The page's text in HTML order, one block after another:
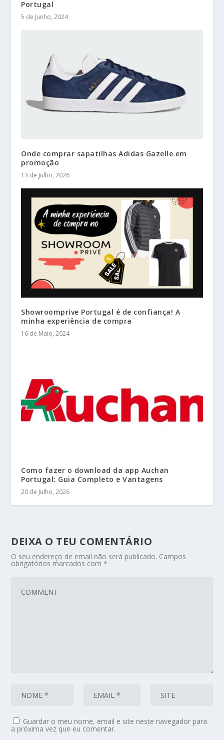
Portugal
5 de Junho, 2024
Onde comprar sapatilhas Adidas Gazelle em
promoção
13 de Julho, 2026
Showroomprive Portugal é de confiança! A
minha experiência de compra
16 de Maio, 2024
Como fazer o download da app Auchan
Portugal: Guia Completo e Vantagens
20 de Julho, 2026
DEIXA O TEU COMENTÁRIO
O seu endereço de email não será publicado. Campos
obrigatórios marcados com*
Guardar o meu nome, email e site neste navegador para
a próxima vez que eu comentar.